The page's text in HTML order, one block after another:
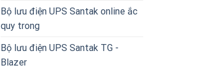
Bộ lưu điện UPS Santak online ắc
quy trong
Bộ lưu điện UPS Santak TG -
Blazer